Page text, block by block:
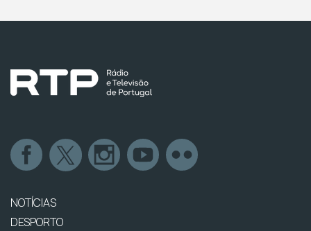
NOTÍCIAS
DESPORTO